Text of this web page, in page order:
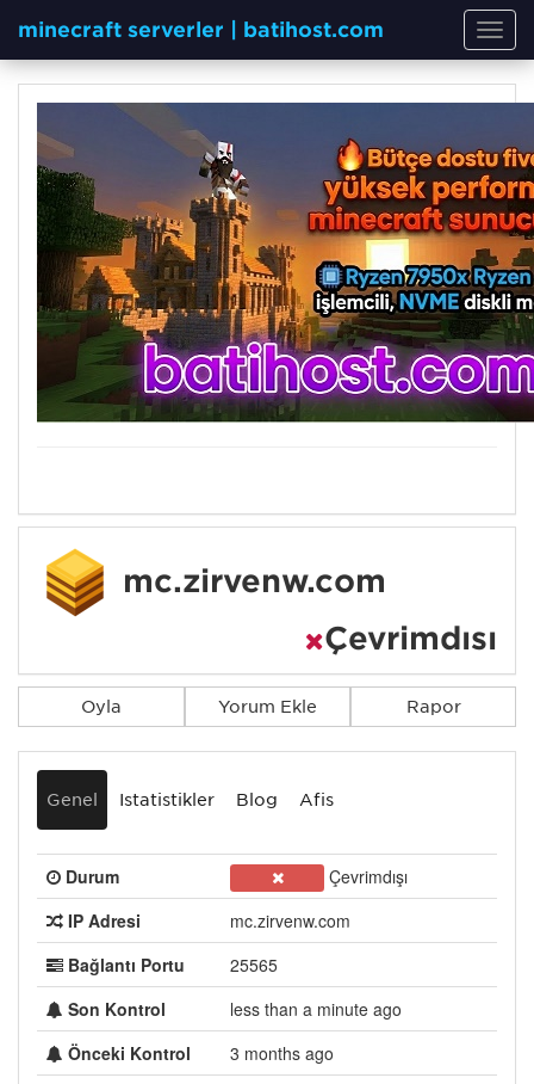
minecraft serverler | batihost.com
mc.zirvenw.com
Çevrimdışı
Oyla Yorum Ekle Rapor
Genel İstatistikler Blog Afiş
Durum
Çevrimdışı
IP Adresi
mc.zirvenw.com
Bağlantı Portu
25565
Son Kontrol
less than a minute ago
Önceki Kontrol
3 months ago